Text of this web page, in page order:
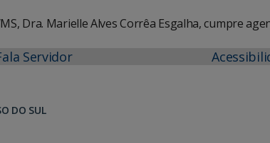
Dra. Marielle Alves Corrêa Esgalha, cumpre
Servidor
DO SUL